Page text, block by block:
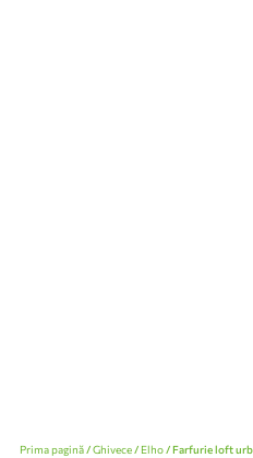
Prima pagină/Ghivece/ Elho/ Farfurie loft